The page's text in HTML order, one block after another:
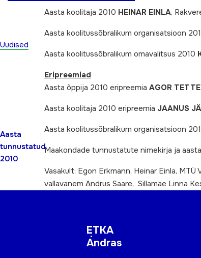
Uudised
Aasta
tunnustatud
2010
Aasta koolitaja 2010 HEINAR EINLA,
Aasta koolitussõbralikum organisatsioon
Aasta koolitussõbralikum omavalitsus 2010
Eripreemiad
Aasta õppija 2010 eripreemia AGOR
Aasta koolitaja 2010 eripreemia JAANUS
Aasta koolitussõbralikum organisatsioon
Maakondade tunnustatute nimekirja ja
Vasakult: Egon Erkmann, Heinar Einla,
vallavanem Andrus Saare, Sillamäe Linna
ETKA
Andras